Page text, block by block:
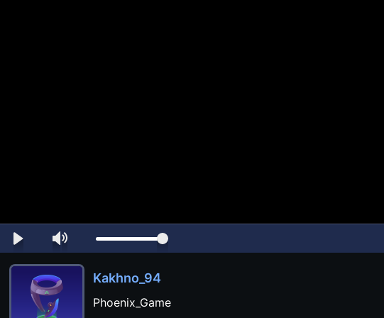
Kakhno_94
Phoenix_Game